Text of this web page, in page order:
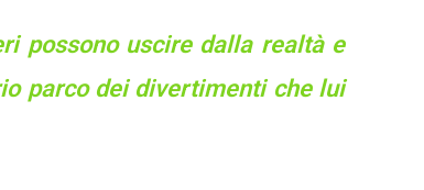
possono uscire dalla realtà e
parco dei divertimenti che lui